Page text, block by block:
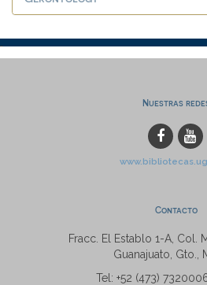
Nuestras
Contacto
Fracc. El Establo 1-A, Col.
Guanajuato, Gto.,
Tel: +52 (473)